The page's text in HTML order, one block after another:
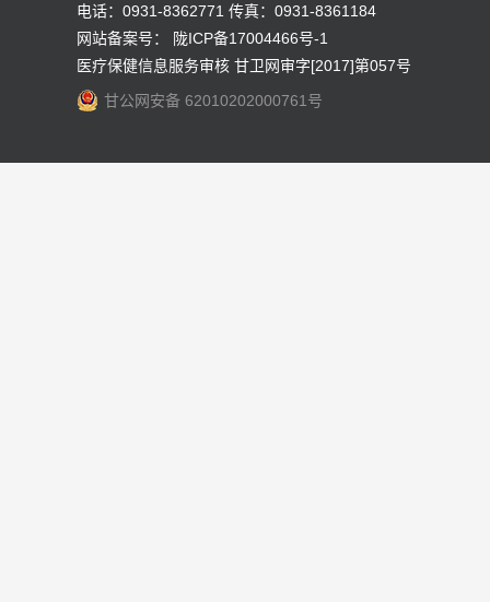
电话：0931-8362771 传真：0931-8361184
网站备案号：
陇ICP备17004466号-1
医疗保健信息服务审核 甘卫网审字[2017]第057号
甘公网安备 62010202000761号